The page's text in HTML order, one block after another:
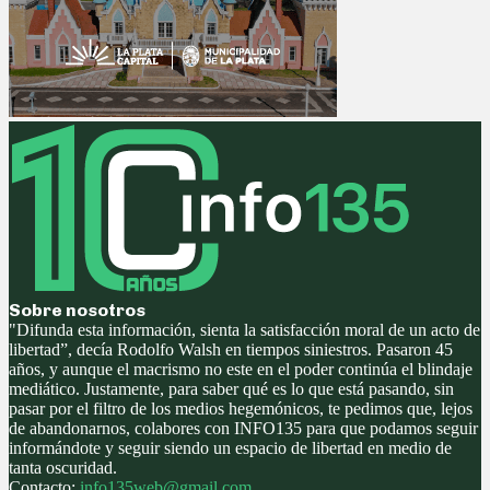
Sobre nosotros
"Difunda esta información, sienta la satisfacción moral de un acto de
libertad”, decía Rodolfo Walsh en tiempos siniestros. Pasaron 45
años, y aunque el macrismo no este en el poder continúa el blindaje
mediático. Justamente, para saber qué es lo que está pasando, sin
pasar por el filtro de los medios hegemónicos, te pedimos que, lejos
de abandonarnos, colabores con INFO135 para que podamos seguir
informándote y seguir siendo un espacio de libertad en medio de
tanta oscuridad.